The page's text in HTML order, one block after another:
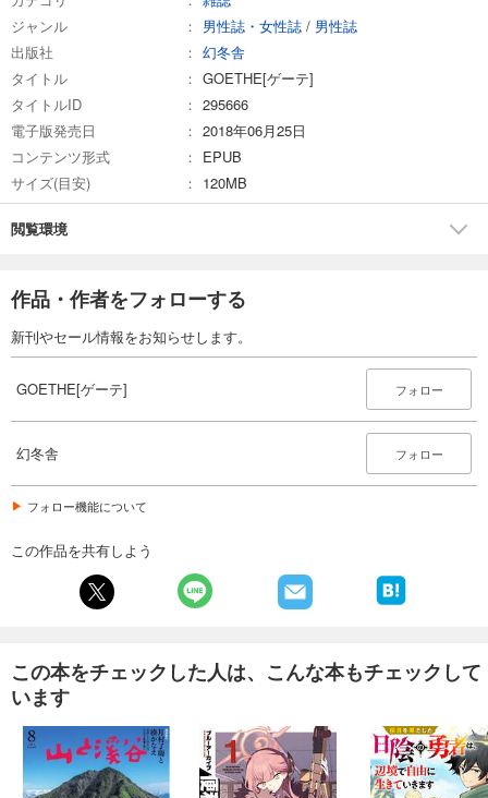
あらすじを表示する
GOETHE[ゲーテ] 2025年6月号
円 (税込)
カート
GOETHE[ゲーテ] 2025年3月号
円 (税込)
あらすじを表示する
999円 (税込)
カート
ジャンル
男性誌・女性誌 / 男性誌
出版社
幻冬舎
タイトル
GOETHE[ゲーテ]
タイトルID
295666
電子版発売日
2018年06月25日
コンテンツ形式
EPUB
サイズ(目安)
120MB
閲覧環境
作品・作者をフォローする
新刊やセール情報をお知らせします。
GOETHE[ゲーテ] フォロー
幻冬舎 フォロー
フォロー機能について
この作品を共有しよう
この本をチェックした人は、こんな本もチェックして
います